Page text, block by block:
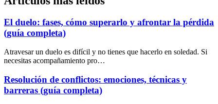
El duelo: fases, cómo superarlo y afrontar la pérdida
(guía completa)
Atravesar un duelo es difícil y no tienes que hacerlo en soledad. Si
necesitas acompañamiento pro…
Resolución de conflictos: emociones, técnicas y
barreras (guía completa)